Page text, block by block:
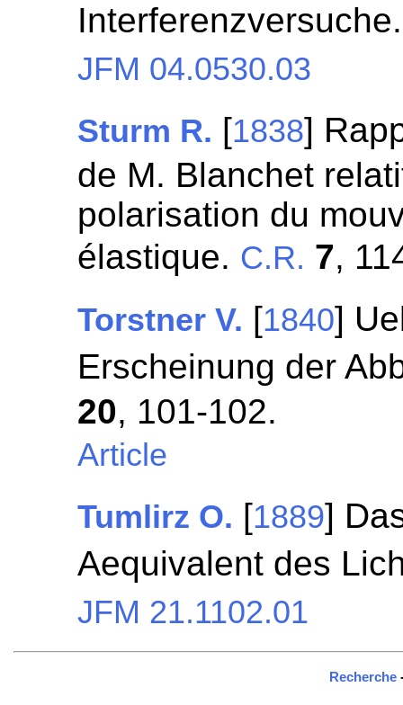
JFM 04.0530.03
Sturm R. [1838]
de M. Blanchet
polarisation du
élastique. C.R. 7,
Torstner V. [1840]
Erscheinung der
20, 101-102.
Article
Tumlirz O. [1889]
Aequivalent des
JFM 21.1102.01
Recherche